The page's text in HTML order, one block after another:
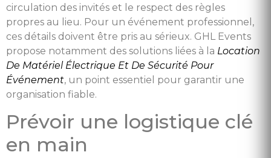
circulation des invités et le respect des règles
propres au lieu. Pour un événement professionnel,
ces détails doivent être pris au sérieux. GHL Events
propose notamment des solutions liées à la Location
De Matériel Électrique Et De Sécurité Pour
Événement, un point essentiel pour garantir une
organisation fiable.
Prévoir une logistique clé
en main